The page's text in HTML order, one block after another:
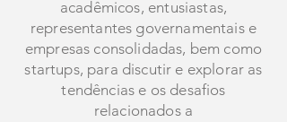
acadêmicos, entusiastas,
representantes governamentais e
empresas consolidadas, bem como
startups, para discutir e explorar as
tendências e os desafios
relacionados a